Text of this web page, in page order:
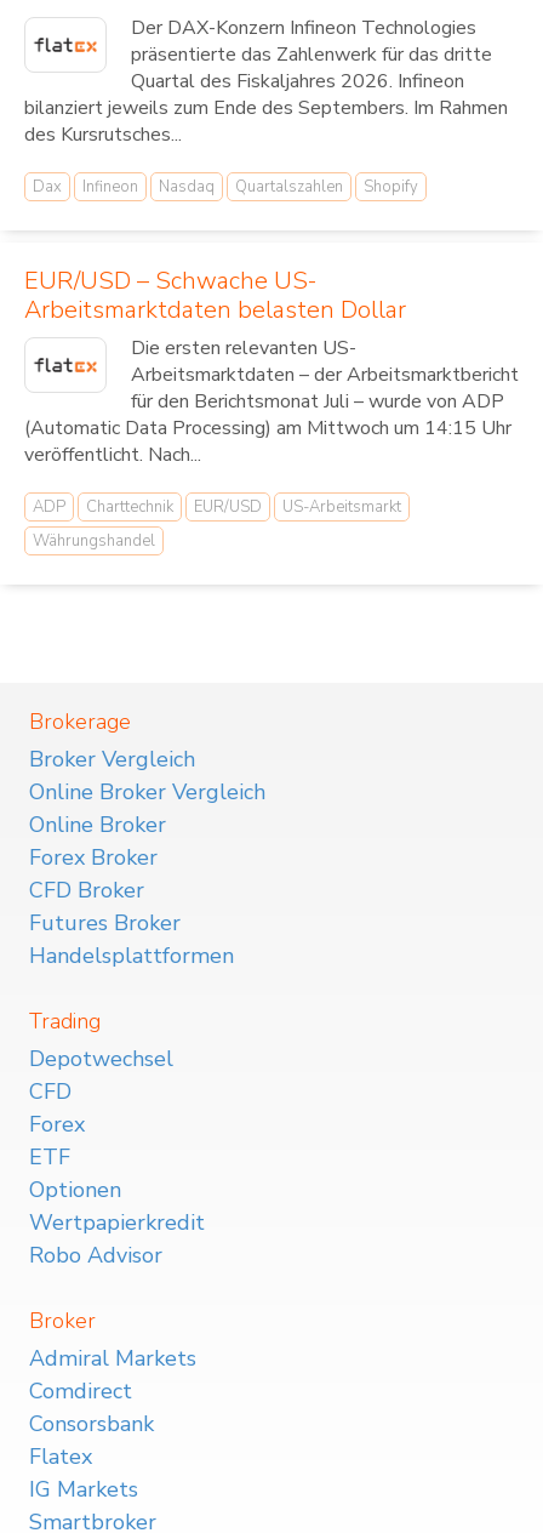
Der DAX-Konzern Infineon Technologies
präsentierte das Zahlenwerk für das dritte
Quartal des Fiskaljahres 2026. Infineon
bilanziert jeweils zum Ende des Septembers. Im Rahmen
des Kursrutsches...
Dax Infineon Nasdaq Quartalszahlen Shopify
EUR/USD – Schwache US-
Arbeitsmarktdaten belasten Dollar
Die ersten relevanten US-
Arbeitsmarktdaten – der Arbeitsmarktbericht
für den Berichtsmonat Juli – wurde von ADP
(Automatic Data Processing) am Mittwoch um 14:15 Uhr
veröffentlicht. Nach...
ADP Charttechnik EUR/USD
US-Arbeitsmarkt
Währungshandel
Brokerage
Broker Vergleich
Online Broker Vergleich
Online Broker
Forex Broker
CFD Broker
Futures Broker
Handelsplattformen
Trading
Depotwechsel
CFD
Forex
ETF
Optionen
Wertpapierkredit
Robo Advisor
Broker
Admiral Markets
Comdirect
Consorsbank
Flatex
IG Markets
Smartbroker